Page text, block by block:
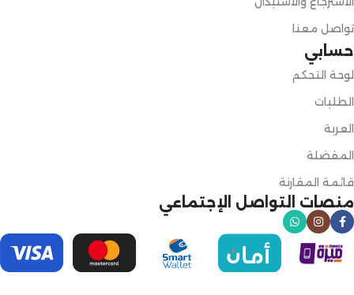
تواصل معنا
حسابي
لوحة التحكم
الطلبات
العربة
المفضلة
قائمة المقارنة
منصات التواصل الإجتماعي